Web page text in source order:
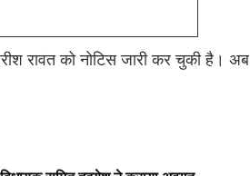
रावत को नोटिस जारी कर चुकी है। अब